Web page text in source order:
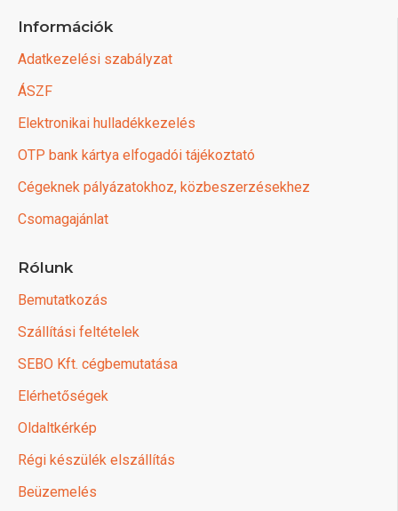
Információk
Adatkezelési szabályzat
ÁSZF
Elektronikai hulladékkezelés
OTP bank kártya elfogadói tájékoztató
Cégeknek pályázatokhoz, közbeszerzésekhez
Csomagajánlat
Rólunk
Bemutatkozás
Szállítási feltételek
SEBO Kft. cégbemutatása
Elérhetőségek
Oldaltkérkép
Régi készülék elszállítás
Beüzemelés